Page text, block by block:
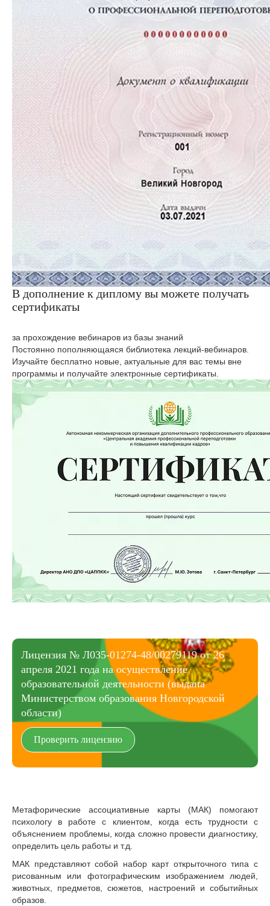
В дополнение к диплому вы можете получать
сертификаты
за прохождение вебинаров из базы знаний
Постоянно пополняющаяся библиотека лекций-вебинаров.
Изучайте бесплатно новые, актуальные для вас темы вне
программы и получайте электронные сертификаты.
Лицензия № Л035-01274-48/00279119 от 26
апреля 2021 года на осуществление
образовательной деятельности (выдана
Министерством образования Новгородской
области)
Проверить лицензию
Метафорические ассоциативные карты (МАК) помогают
психологу в работе с клиентом, когда есть трудности с
объяснением проблемы, когда сложно провести диагностику,
определить цель работы и т.д.
МАК представляют собой набор карт открыточного типа с
рисованным или фотографическим изображением людей,
животных, предметов, сюжетов, настроений и событийных
образов.